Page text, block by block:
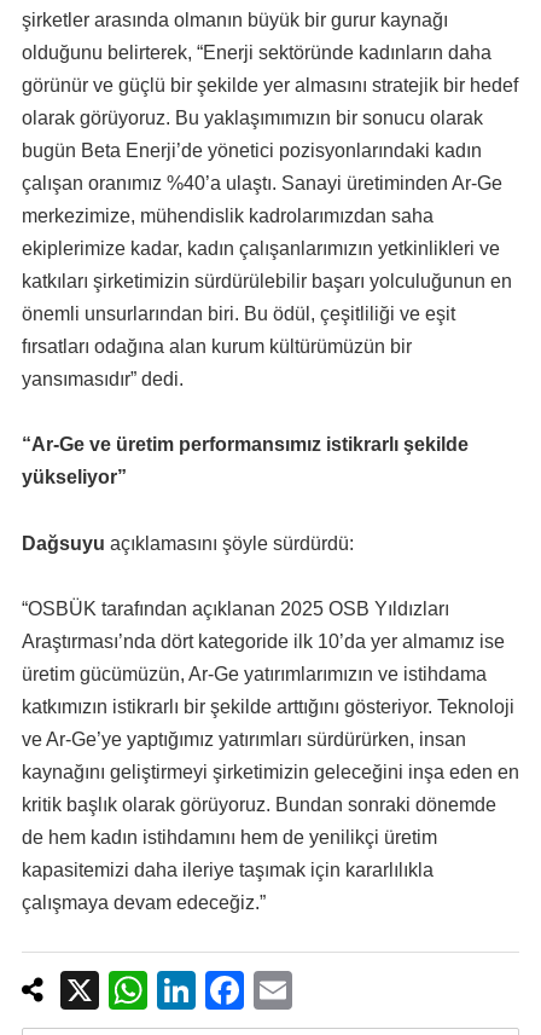
şirketler arasında olmanın büyük bir gurur kaynağı
olduğunu belirterek, “Enerji sektöründe kadınların daha
görünür ve güçlü bir şekilde yer almasını stratejik bir hedef
olarak görüyoruz. Bu yaklaşımımızın bir sonucu olarak
bugün Beta Enerji’de yönetici pozisyonlarındaki kadın
çalışan oranımız %40’a ulaştı. Sanayi üretiminden Ar-Ge
merkezimize, mühendislik kadrolarımızdan saha
ekiplerimize kadar, kadın çalışanlarımızın yetkinlikleri ve
katkıları şirketimizin sürdürülebilir başarı yolculuğunun en
önemli unsurlarından biri. Bu ödül, çeşitliliği ve eşit
fırsatları odağına alan kurum kültürümüzün bir
yansımasıdır” dedi.
“Ar-Ge ve üretim performansımız istikrarlı şekilde
yükseliyor”
Dağsuyu açıklamasını şöyle sürdürdü:
“OSBÜK tarafından açıklanan 2025 OSB Yıldızları
Araştırması’nda dört kategoride ilk 10’da yer almamız ise
üretim gücümüzün, Ar-Ge yatırımlarımızın ve istihdama
katkımızın istikrarlı bir şekilde arttığını gösteriyor. Teknoloji
ve Ar-Ge’ye yaptığımız yatırımları sürdürürken, insan
kaynağını geliştirmeyi şirketimizin geleceğini inşa eden en
kritik başlık olarak görüyoruz. Bundan sonraki dönemde
de hem kadın istihdamını hem de yenilikçi üretim
kapasitemizi daha ileriye taşımak için kararlılıkla
çalışmaya devam edeceğiz.”
X
W
Li
F